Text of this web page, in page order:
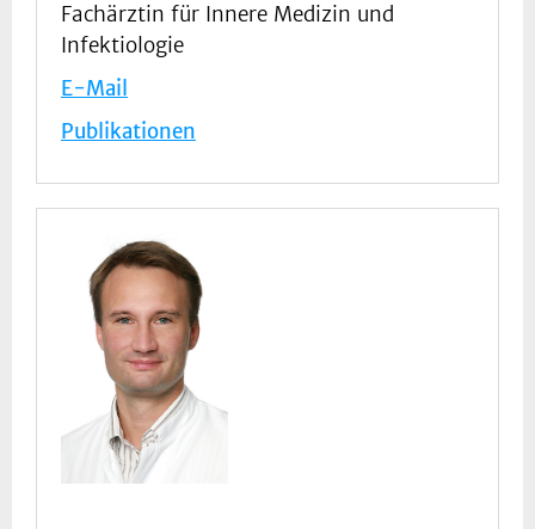
Fachärztin für Innere Medizin und
Infektiologie
E-Mail
Publikationen